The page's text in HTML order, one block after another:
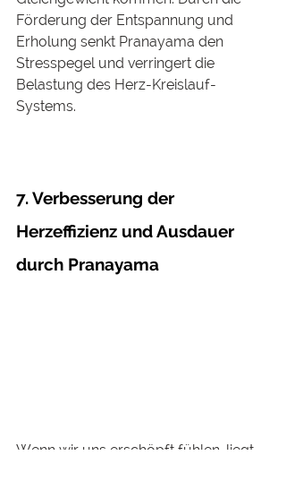
Förderung der Entspannung und
Erholung senkt Pranayama den
Stresspegel und verringert die
Belastung des Herz-Kreislauf-
Systems.
7. Verbesserung der
Herzeffizienz und Ausdauer
durch Pranayama
Wenn wir uns erschöpft fühlen, liegt